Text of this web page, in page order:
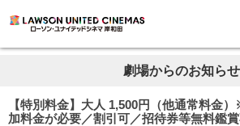
劇場からのお知らせ
【特別料金】大人 1,500円（他通常料金
加料金が必要／割引可／招待券等無料鑑